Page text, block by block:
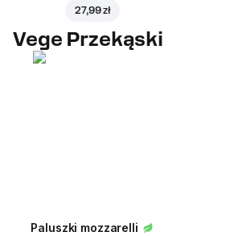
27,99 zł
Vege Przekąski
Paluszki mozzarelli